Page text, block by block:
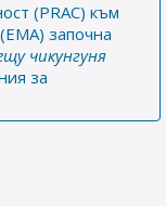
(PRAC) към
започна
чикунгуня
за